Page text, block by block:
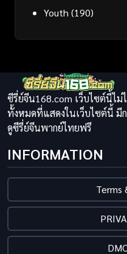
Youth (190)
ซีรี่ย์จีน168.com เว็บไซต์นี้ไม่
ทั้งหมดที่แสดงในเว็บไซต์นี้ มี
ดูซีรี่ย์จีนพากย์ไทยฟรี
INFORMATION
Terms